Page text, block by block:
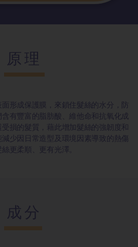
原理
面形成保護膜，來鎖住髮絲的水分，防
有豐富的脂肪酸、維他命和抗氧化成
損的髮質，藉此增加髮絲的強韌度和
少因日常造型及環境因素導致的熱傷
更柔順、更有光澤。
成分